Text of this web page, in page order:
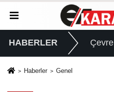
HABERLER Çevre
Haberler Genel